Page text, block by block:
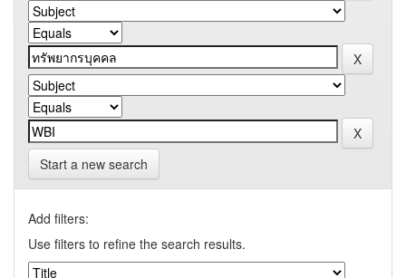
Start a new search
Add filters:
Use filters to refine the search results.